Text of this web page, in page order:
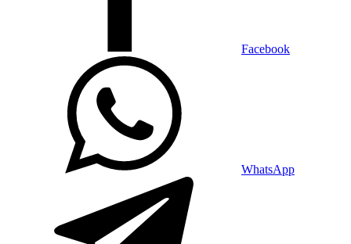
Facebook
WhatsApp